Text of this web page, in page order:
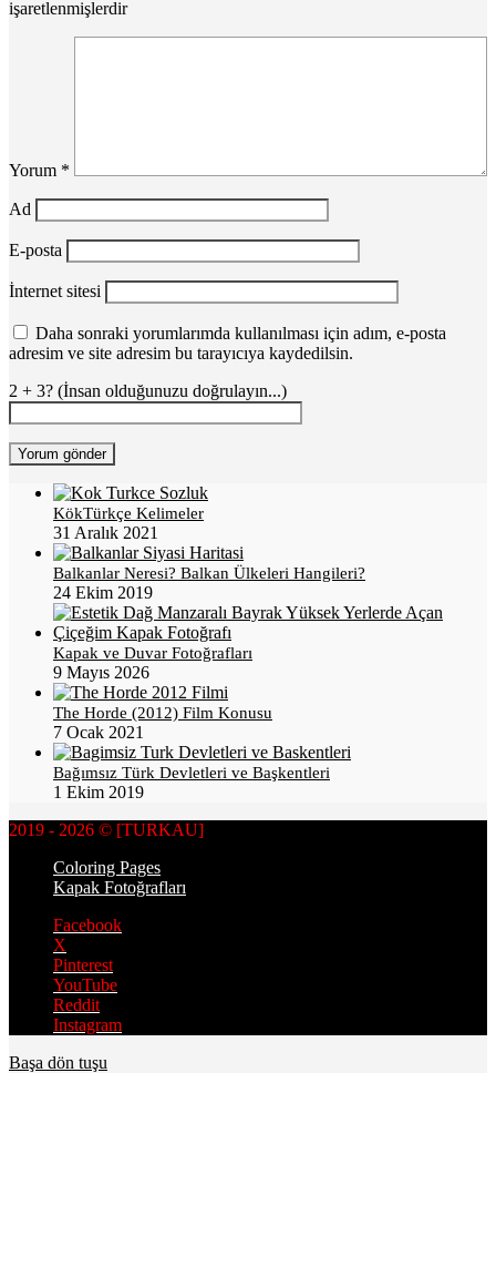
işaretlenmişlerdir
Yorum *
Ad
E-posta
İnternet sitesi
Daha sonraki yorumlarımda kullanılması için adım, e-posta
adresim ve site adresim bu tarayıcıya kaydedilsin.
2 + 3? (İnsan olduğunuzu doğrulayın...)
KökTürkçe Kelimeler
31 Aralık 2021
Balkanlar Neresi? Balkan Ülkeleri Hangileri?
24 Ekim 2019
Kapak ve Duvar Fotoğrafları
9 Mayıs 2026
The Horde (2012) Film Konusu
7 Ocak 2021
Bağımsız Türk Devletleri ve Başkentleri
1 Ekim 2019
2019 - 2026 © [TURKAU]
Coloring Pages
Kapak Fotoğrafları
Facebook
X
Pinterest
YouTube
Reddit
Instagram
Başa dön tuşu